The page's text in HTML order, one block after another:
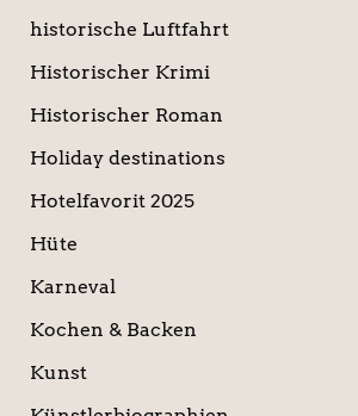
historische Luftfahrt
Historischer Krimi
Historischer Roman
Holiday destinations
Hotelfavorit 2025
Hüte
Karneval
Kochen & Backen
Kunst